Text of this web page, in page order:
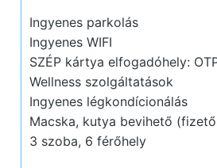
Ingyenes parkolás
Ingyenes WIFI
SZÉP kártya elfogadóhely:
Wellness szolgáltatások
Ingyenes légkondícionálás
Macska, kutya bevihető
3 szoba, 6 férőhely